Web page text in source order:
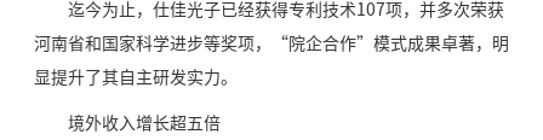
迄今为止，仕佳光子已经获得专利技术107项，并多次荣获
河南省和国家科学进步等奖项，“院企合作”模式成果卓著，明
显提升了其自主研发实力。
境外收入增长超五倍